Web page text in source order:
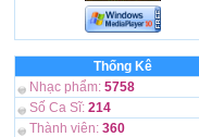
Thống Kê
Nhạc phẩm: 5758
Số Ca Sĩ: 214
Thành viên: 360